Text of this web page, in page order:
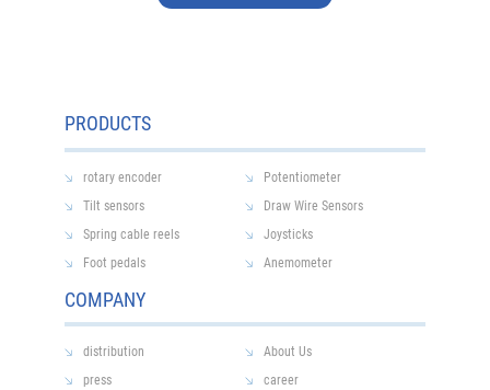
PRODUCTS
COMPANY
rotary encoder
Potentiometer
Tilt sensors
Draw Wire Sensors
Spring cable reels
Joysticks
Foot pedals
Anemometer
distribution
About Us
press
career